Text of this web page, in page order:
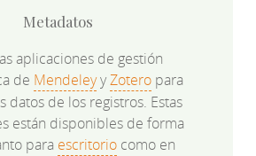
Metadatos
aplicaciones de gestión
de MendeleyyZoteropara
datos de los registros. Estas
están disponibles de forma
para escritorio como en